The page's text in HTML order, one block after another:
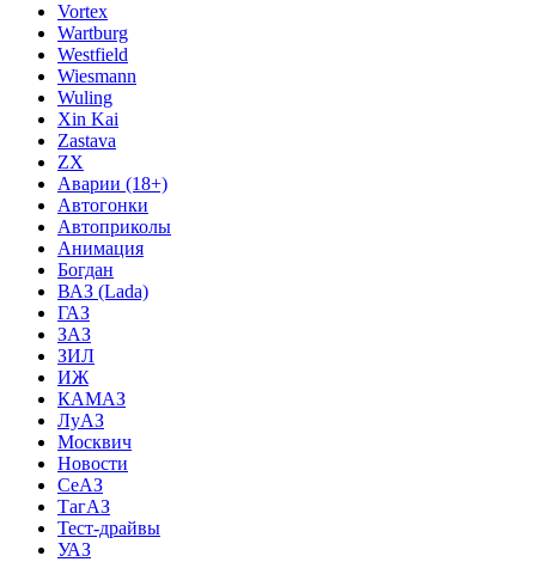
Vortex
Wartburg
Westfield
Wiesmann
Wuling
Xin Kai
Zastava
ZX
Аварии (18+)
Автогонки
Автоприколы
Анимация
Богдан
ВАЗ (Lada)
ГАЗ
ЗАЗ
ЗИЛ
ИЖ
КАМАЗ
ЛуАЗ
Москвич
Новости
СеАЗ
ТагАЗ
Тест-драйвы
УАЗ